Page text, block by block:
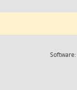
Software: